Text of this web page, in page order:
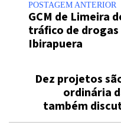
POSTAGEM ANTERIOR
GCM de Limeira
tráfico de
Ibirapuera
Dez projetos
ordinária
também